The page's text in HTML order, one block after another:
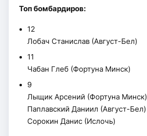
Топ бомбардиров:
12
Лобач Станислав (Август-Бел)
11
Чабан Глеб (Фортуна Минск)
9
Лыщик Арсений (Фортуна Минск)
Паплавский Даниил (Август-Бел)
Сорокин Данис (Ислочь)